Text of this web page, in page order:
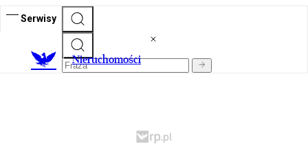
Serwisy
Nieruchomości